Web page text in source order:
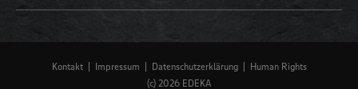
Kontakt Impressum Datenschutzerklärung
Human Rights
(c) 2026 EDEKA